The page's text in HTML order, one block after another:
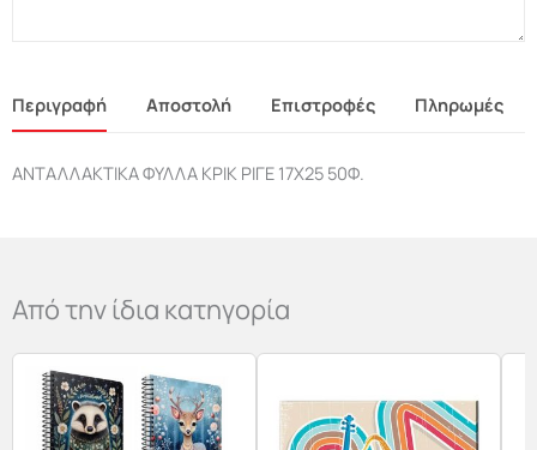
Περιγραφή Αποστολή Επιστροφές Πληρωμές
ΑΝΤΑΛΛΑΚΤΙΚΑ ΦΥΛΛΑ ΚΡΙΚ ΡΙΓΕ 17Χ25 50Φ.
Από την ίδια κατηγορία